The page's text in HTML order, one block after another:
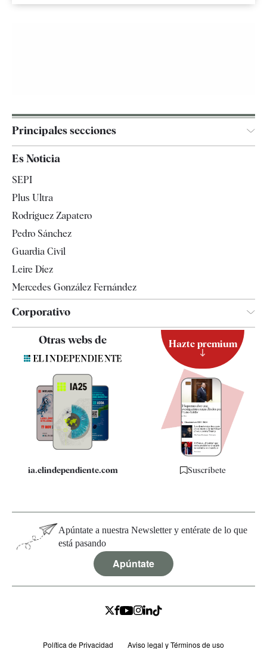
Principales secciones
España
Televisión
Es Noticia
SEPI
Plus Ultra
Rodríguez Zapatero
Pedro Sánchez
Guardia Civil
Leire Díez
Mercedes González Fernández
Corporativo
Contacto
Quiénes somos
Especificaciones
Otras webs de
ia.elindependiente.com
Hazte premium
Suscríbete
Apúntate a nuestra Newsletter y entérate de lo que
está pasando
Apúntate
Política de Privacidad Aviso legal y Términos de uso